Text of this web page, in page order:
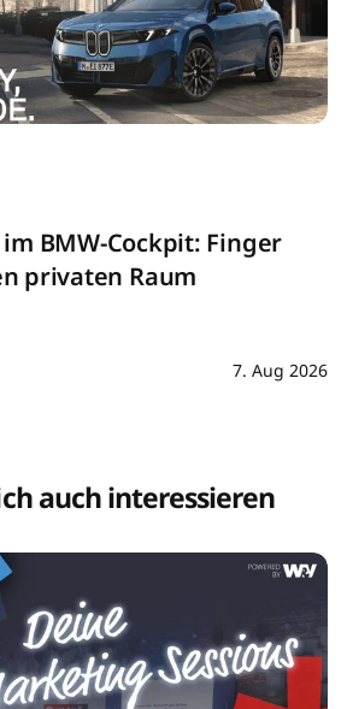
BMW-Cockpit: Finger
privaten Raum
7. Aug 2026
auch interessieren